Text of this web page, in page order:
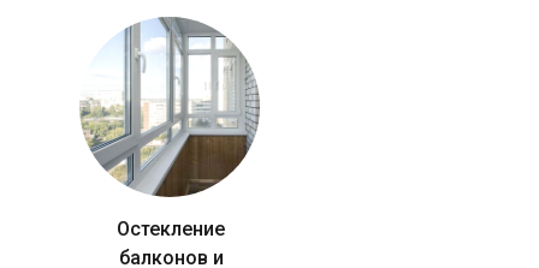
Остекление
балконов и